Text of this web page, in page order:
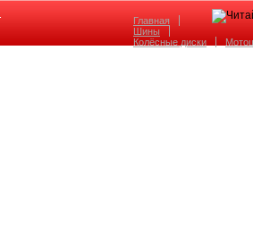
Главная
Шины
Колёсные диски